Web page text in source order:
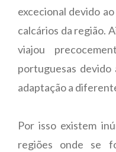
excecional devido
calcários da região.
viajou
portuguesas devido
adaptação a
Por isso existem
regiões onde se